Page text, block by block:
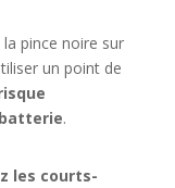
la pince noire sur
un point de
.
les courts-